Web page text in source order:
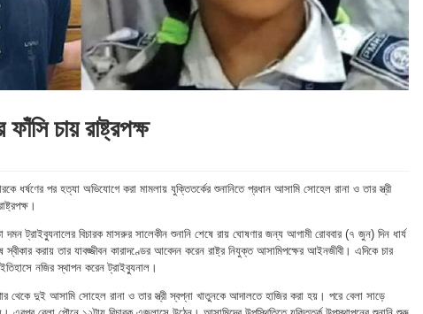
চায় রাষ্ট্রপক্ষ
ধর্ষণের পর হত্যা অভিযোগে করা মামলায় যুক্তিতর্কের শুনানিতে প্রধান আসামি সোহেল রানা ও তার স্ত্রী
দমন ট্রাইব্যুনালের বিচারক মাসরুর সালেকীন শুনানি শেষে রায় ঘোষণার জন্য আগামী রোববার (৭ জুন) দিন ধার্য
করায় তার যাবজ্জীবন কারাদণ্ডের আবেদন করেন রাষ্ট্র নিযুক্ত আসামিপক্ষের আইনজীবী। এদিকে চার
নজির স্থাপন করেন ট্রাইব্যুনাল।
থেকে দুই আসামি সোহেল রানা ও তার স্ত্রী স্বপ্না খাতুনকে আদালতে হাজির করা হয়। পরে বেলা সাড়ে